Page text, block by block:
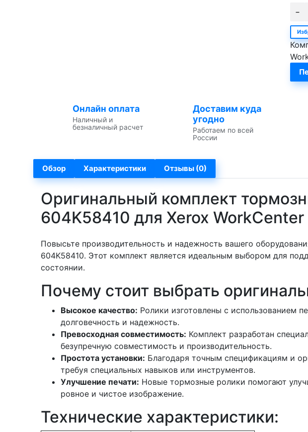
Онлайн оплата
Наличный и
безналичный расчет
Доставим куда
угодно
Работаем по всей
России
Обзор Характеристики Отзывы (0)
Оригинальный комплект
604K58410 для Xerox WorkCenter
Повысьте производительность и надежность вашего
604K58410. Этот комплект является идеальным выбором для
состоянии.
Почему стоит выбрать
Высокое качество: Ролики изготовлены с использованием
долговечность и надежность.
Превосходная совместимость: Комплект разработан
безупречную совместимость и производительность.
Простота установки: Благодаря точным спецификациям и
требуя специальных навыков или инструментов.
Улучшение печати: Новые тормозные ролики помогают
ровное и чистое изображение.
Технические характеристики: